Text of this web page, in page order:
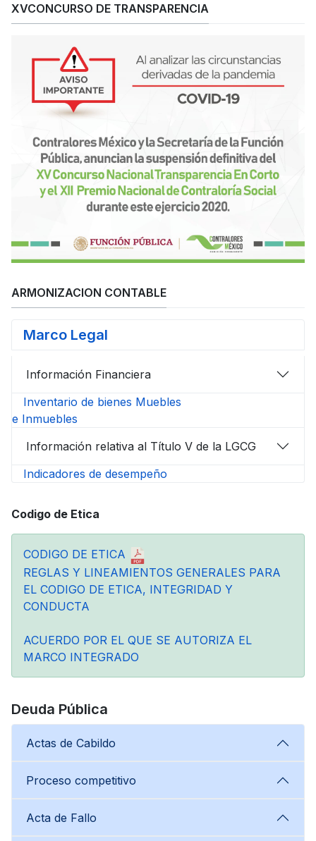
XVCONCURSO DE TRANSPARENCIA
ARMONIZACION CONTABLE
Marco Legal
Información Financiera
Inventario de bienes Muebles
e Inmuebles
Información relativa al Título V de la LGCG
Indicadores de desempeño
Codigo de Etica
CODIGO DE ETICA
REGLAS Y LINEAMIENTOS GENERALES PARA
EL CODIGO DE ETICA, INTEGRIDAD Y
CONDUCTA
ACUERDO POR EL QUE SE AUTORIZA EL
MARCO INTEGRADO
Deuda Pública
Actas de Cabildo
Proceso competitivo
Acta de Fallo